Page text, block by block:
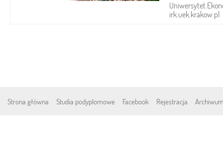
Uniwersytet
irk.uek.krakow.pl
Strona główna Studia podyplomowe Facebook Rejestracja